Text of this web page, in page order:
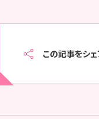
この記事をシ